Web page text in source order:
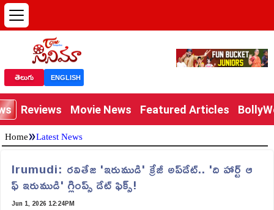
తెలుగు ENGLISH
Reviews Movie News Featured Articles
Home»Latest News
Irumudi: రవితేజ 'ఇరుముడి' క్రేజీ అప్‌డేట్.. 'ది హార్ట్ ఆ
ఫ్ ఇరుముడి' గ్లింప్స్ డేట్ ఫిక్స్!
Jun 1, 2026 12:24PM